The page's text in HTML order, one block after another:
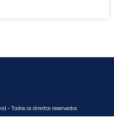
– Todos os direitos reservados